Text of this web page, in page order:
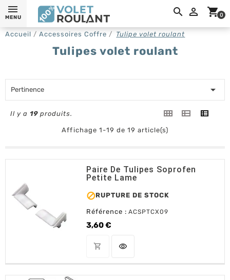
 shopping_cart0
MENU
Accueil Accessoires Coffre Tulipe volet roulant
Tulipes volet roulant
Pertinence 
Il y a 19 produits.
Affichage 1-19 de 19 article(s)
Paire De Tulipes Soprofen
Petite Lame
RUPTURE DE STOCK
Référence : ACSPTCX09
3,60 €
Prix
shopping_cart OUT OF STOCK
visibility